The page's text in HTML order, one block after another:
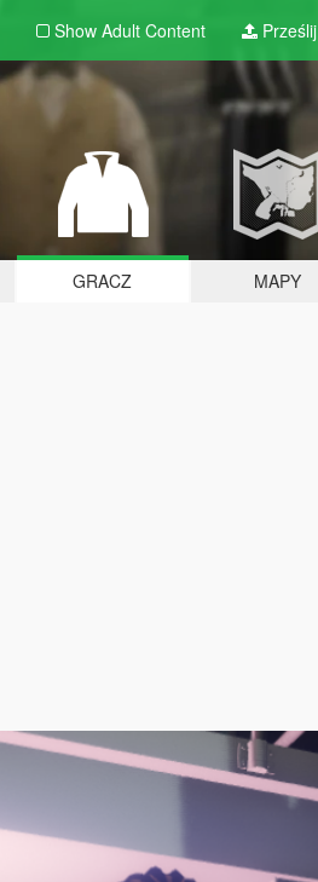
Show Adult Content Prześlij
GRACZ MAPY